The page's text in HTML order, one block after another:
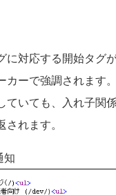
に対応する開始タグ
カーで強調されます
ていても、入れ子関
れます。
知